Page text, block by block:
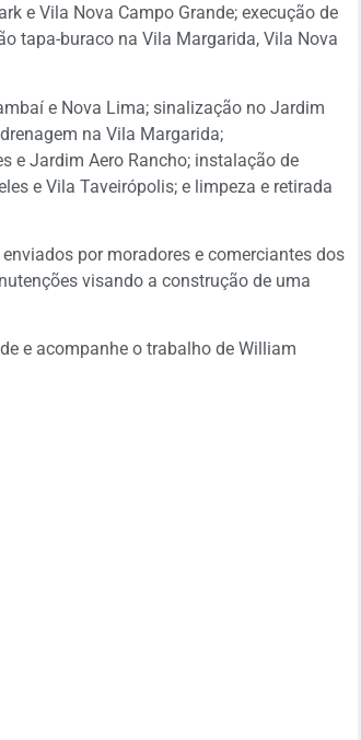
e Vila Nova Campo Grande; execução de
tapa-buraco na Vila Margarida, Vila Nova
e Nova Lima; sinalização no Jardim
na Vila Margarida;
e Jardim Aero Rancho; instalação de
e Vila Taveirópolis; e limpeza e retirada
por moradores e comerciantes dos
visando a construção de uma
e acompanhe o trabalho de William